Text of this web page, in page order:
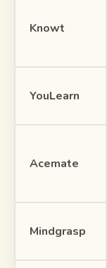
Knowt
YouLearn
Acemate
Mindgrasp